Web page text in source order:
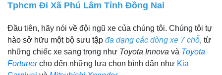
Tphcm Đi Xã Phú Lâm Tỉnh Đồng Nai
Đầu tiên, hãy nói về đội ngũ xe của chúng tôi. Chúng tôi tự
hào sở hữu một bộ sưu tập đa dạng các dòng xe 7 chỗ, từ
những chiếc xe sang trọng như Toyota Innova và Toyota
Fortunercho đến những lựa chọn bình dân như Kia